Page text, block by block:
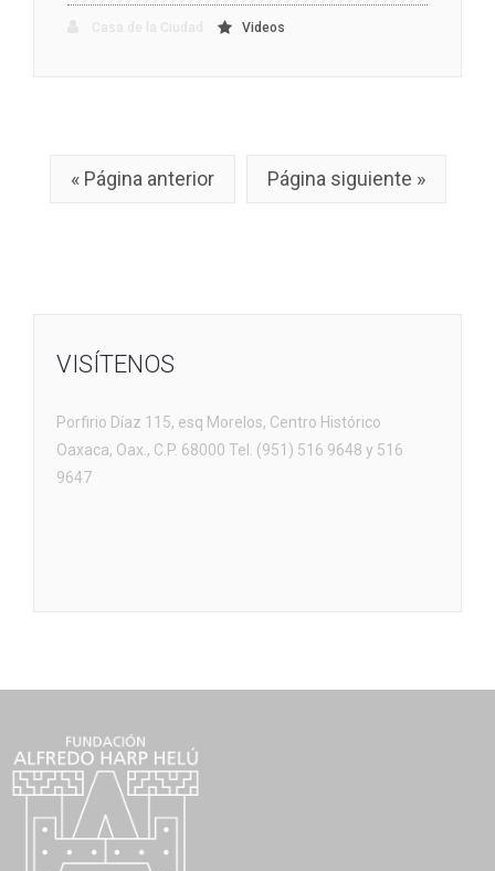
Videos
« Página anterior Página siguiente »
VISÍTENOS
Porfirio Díaz 115, esq Morelos, Centro Histórico
Oaxaca, Oax., C.P. 68000 Tel. (951) 516 9648 y 516
9647